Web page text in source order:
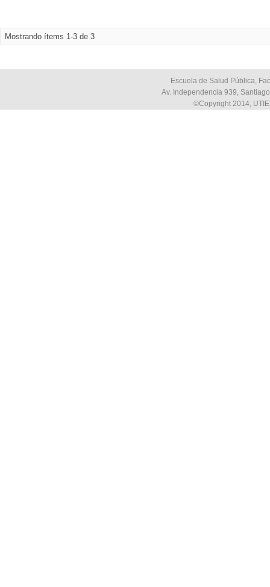
Mostrando ítems 1-3 de 3
Escuela de Salud Pública,
Av. Independencia 939,
©Copyright 2014,